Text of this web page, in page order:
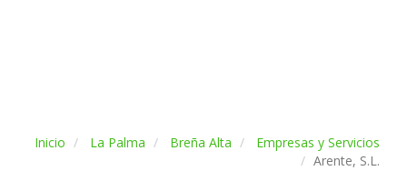
Inicio La Palma Breña Alta
Empresas y Servicios
Arente, S.L.